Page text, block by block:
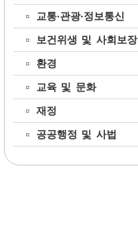
교통·관광·정보통신
보건위생 및 사회보장
환경
교육 및 문화
재정
공공행정 및 사법